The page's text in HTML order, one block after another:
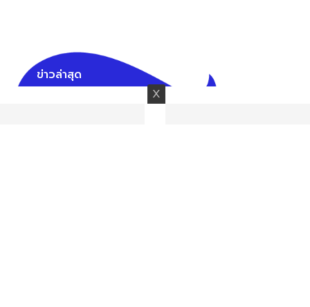
ข่าวล่าสุด